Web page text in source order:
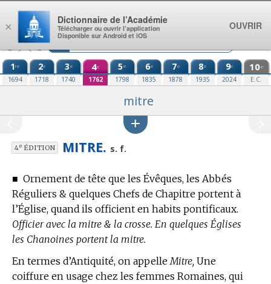
Aller au contenu
1re
1694
2e
1718
3e
1740
4e
1762
5e
1798
6e
1835
7e
1878
8e
1935
9e
2024
10e
E.C.
mitre
4eÉDITION MITRE. s. f.
■ Ornement de tête que les Évêques, les Abbés
Réguliers & quelques Chefs de Chapitre portent à
l’Église, quand ils officient en habits pontificaux.
Officier avec la mitre & la crosse. En quelques Églises
les Chanoines portent la mitre.
En termes d’Antiquité, on appelle Mitre, Une
coiffure en usage chez les femmes Romaines, qui
×
Dictionnaire de l’Académie
Télécharger ou ouvrir l’application
Disponible sur Android et iOS
OUVRIR